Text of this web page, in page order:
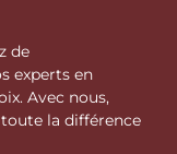
de
experts en
Avec nous,
la différence